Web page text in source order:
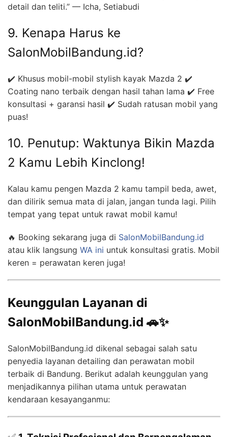
detail dan teliti.” — Icha, Setiabudi
9. Kenapa Harus ke
SalonMobilBandung.id?
✔️ Khusus mobil-mobil stylish kayak Mazda 2 ✔️
Coating nano terbaik dengan hasil tahan lama ✔️ Free
konsultasi + garansi hasil ✔️ Sudah ratusan mobil yang
puas!
10. Penutup: Waktunya Bikin Mazda
2 Kamu Lebih Kinclong!
Kalau kamu pengen Mazda 2 kamu tampil beda, awet,
dan dilirik semua mata di jalan, jangan tunda lagi. Pilih
tempat yang tepat untuk rawat mobil kamu!
🔥 Booking sekarang juga di SalonMobilBandung.id
atau klik langsung WA ini untuk konsultasi gratis. Mobil
keren = perawatan keren juga!
Keunggulan Layanan di
SalonMobilBandung.id 🚗✨
SalonMobilBandung.id dikenal sebagai salah satu
penyedia layanan detailing dan perawatan mobil
terbaik di Bandung. Berikut adalah keunggulan yang
menjadikannya pilihan utama untuk perawatan
kendaraan kesayanganmu: